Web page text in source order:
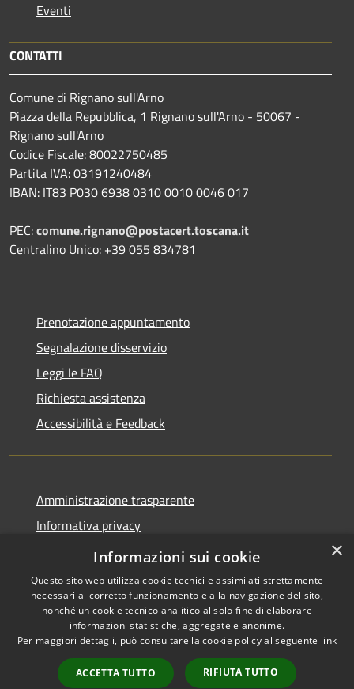
Eventi
CONTATTI
Comune di Rignano sull'Arno
Piazza della Repubblica, 1 Rignano sull'Arno - 50067 -
Rignano sull'Arno
Codice Fiscale: 80022750485
Partita IVA: 03191240484
IBAN: IT83 P030 6938 0310 0010 0046 017
PEC:comune.rignano@postacert.toscana.it
Centralino Unico: +39 055 834781
Prenotazione appuntamento
Segnalazione disservizio
Leggi le FAQ
Richiesta assistenza
Accessibilità e Feedback
Amministrazione trasparente
Informativa privacy
Accessibilità
IBAN, CCP, fatturazione
elettronica e altri codici
×
Informazioni sui cookie
Questo sito web utilizza cookie tecnici e assimilati strettamente
necessari al corretto funzionamento e alla navigazione del sito,
nonché un cookie tecnico analitico al solo fine di elaborare
informazioni statistiche, aggregate e anonime.
Per maggiori dettagli, può consultare la cookie policy al seguente link
ACCETTA TUTTO RIFIUTA TUTTO